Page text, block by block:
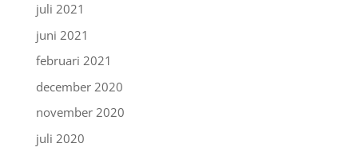
juli 2021
juni 2021
februari 2021
december 2020
november 2020
juli 2020